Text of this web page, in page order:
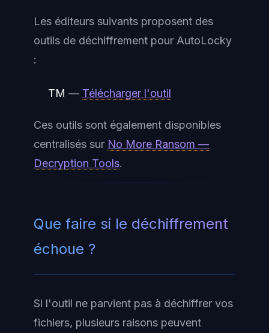
Les éditeurs suivants proposent des
outils de déchiffrement pour AutoLocky
:
TM — Télécharger l'outil
Ces outils sont également disponibles
centralisés sur No More Ransom —
Decryption Tools.
Que faire si le déchiffrement
échoue ?
Si l'outil ne parvient pas à déchiffrer vos
fichiers, plusieurs raisons peuvent